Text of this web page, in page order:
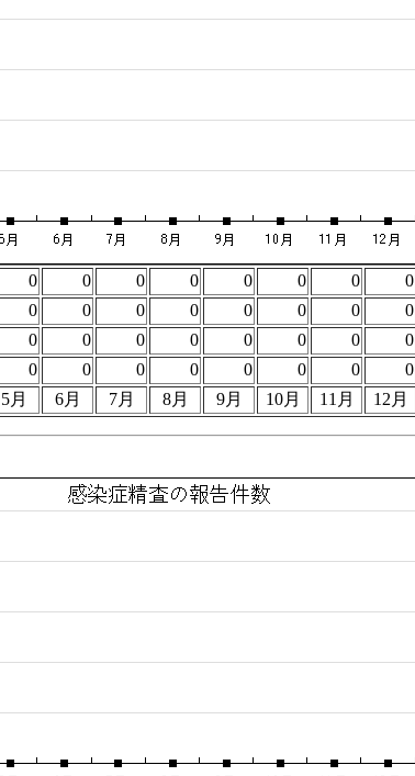
0 0 0 0 0 0 0 0
0 0 0 0 0 0 0 0
0 0 0 0 0 0 0 0
0 0 0 0 0 0 0 0
5月 6月 7月 8月 9月 10月 11月 12月